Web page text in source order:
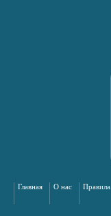
Главная О нас Правила